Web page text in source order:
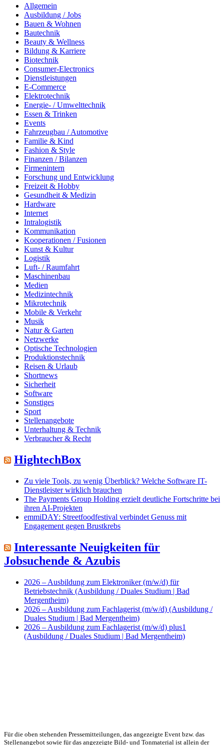
Allgemein
Ausbildung / Jobs
Bauen & Wohnen
Bautechnik
Beauty & Wellness
Bildung & Karriere
Biotechnik
Consumer-Electronics
Dienstleistungen
E-Commerce
Elektrotechnik
Energie- / Umwelttechnik
Essen & Trinken
Events
Fahrzeugbau / Automotive
Familie & Kind
Fashion & Style
Finanzen / Bilanzen
Firmenintern
Forschung und Entwicklung
Freizeit & Hobby
Gesundheit & Medizin
Hardware
Internet
Intralogistik
Kommunikation
Kooperationen / Fusionen
Kunst & Kultur
Logistik
Luft- / Raumfahrt
Maschinenbau
Medien
Medizintechnik
Mikrotechnik
Mobile & Verkehr
Musik
Natur & Garten
Netzwerke
Optische Technologien
Produktionstechnik
Reisen & Urlaub
Shortnews
Sicherheit
Software
Sonstiges
Sport
Stellenangebote
Unterhaltung & Technik
Verbraucher & Recht
HightechBox
Zu viele Tools, zu wenig Überblick? Welche Software IT-
Dienstleister wirklich brauchen
The Payments Group Holding erzielt deutliche Fortschritte bei
ihren AI-Projekten
emmiDAY: Streetfoodfestival verbindet Genuss mit
Engagement gegen Brustkrebs
Interessante Neuigkeiten für
Jobsuchende & Azubis
2026 – Ausbildung zum Elektroniker (m/w/d) für
Betriebstechnik (Ausbildung / Duales Studium | Bad
Mergentheim)
2026 – Ausbildung zum Fachlagerist (m/w/d) (Ausbildung /
Duales Studium | Bad Mergentheim)
2026 – Ausbildung zum Fachlagerist (m/w/d) plus1
(Ausbildung / Duales Studium | Bad Mergentheim)
Für die oben stehenden Pressemitteilungen, das angezeigte Event bzw. das
Stellenangebot sowie für das angezeigte Bild- und Tonmaterial ist allein der